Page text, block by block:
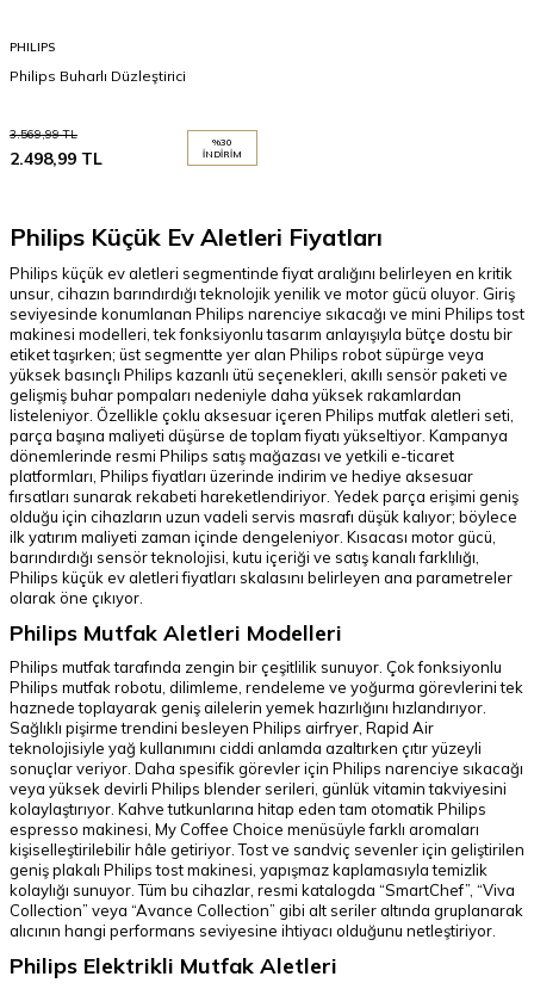
PHILIPS
Philips Buharlı Düzleştirici
3.569,99TL
2.498,99 TL
%30
İNDIRIM
Philips Küçük Ev Aletleri Fiyatları
Philips küçük ev aletleri segmentinde fiyat aralığını belirleyen en kritik
unsur, cihazın barındırdığı teknolojik yenilik ve motor gücü oluyor. Giriş
seviyesinde konumlanan Philips narenciye sıkacağı ve mini Philips tost
makinesi modelleri, tek fonksiyonlu tasarım anlayışıyla bütçe dostu bir
etiket taşırken; üst segmentte yer alan Philips robot süpürge veya
yüksek basınçlı Philips kazanlı ütü seçenekleri, akıllı sensör paketi ve
gelişmiş buhar pompaları nedeniyle daha yüksek rakamlardan
listeleniyor. Özellikle çoklu aksesuar içeren Philips mutfak aletleri seti,
parça başına maliyeti düşürse de toplam fiyatı yükseltiyor. Kampanya
dönemlerinde resmi Philips satış mağazası ve yetkili e-ticaret
platformları, Philips fiyatları üzerinde indirim ve hediye aksesuar
fırsatları sunarak rekabeti hareketlendiriyor. Yedek parça erişimi geniş
olduğu için cihazların uzun vadeli servis masrafı düşük kalıyor; böylece
ilk yatırım maliyeti zaman içinde dengeleniyor. Kısacası motor gücü,
barındırdığı sensör teknolojisi, kutu içeriği ve satış kanalı farklılı­ğı,
Philips küçük ev aletleri fiyatları skalasını belirleyen ana parametreler
olarak öne çıkıyor.
Philips Mutfak Aletleri Modelleri
Philips mutfak tarafında zengin bir çeşitlilik sunuyor. Çok fonksiyonlu
Philips mutfak robotu, dilimleme, rendeleme ve yoğurma görevlerini tek
haznede toplayarak geniş ailelerin yemek hazırlığını hızlandırıyor.
Sağlıklı pişirme trendini besleyen Philips airfryer, Rapid Air
teknolojisiyle yağ kullanımını ciddi anlamda azaltırken çıtır yüzeyli
sonuçlar veriyor. Daha spesifik görevler için Philips narenciye sıkacağı
veya yüksek devirli Philips blender serileri, günlük vitamin takviyesini
kolaylaştırıyor. Kahve tutkunlarına hitap eden tam otomatik Philips
espresso makinesi, My Coffee Choice menüsüyle farklı aromaları
kişiselleştirilebilir hâle getiriyor. Tost ve sandviç sevenler için geliştirilen
geniş plakalı Philips tost makinesi, yapışmaz kaplamasıyla temizlik
kolaylığı sunuyor. Tüm bu cihazlar, resmi katalogda “SmartChef”, “Viva
Collection” veya “Avance Collection” gibi alt seriler altında gruplanarak
alıcının hangi performans seviyesine ihtiyacı olduğunu netleştiriyor.
Philips Elektrikli Mutfak Aletleri